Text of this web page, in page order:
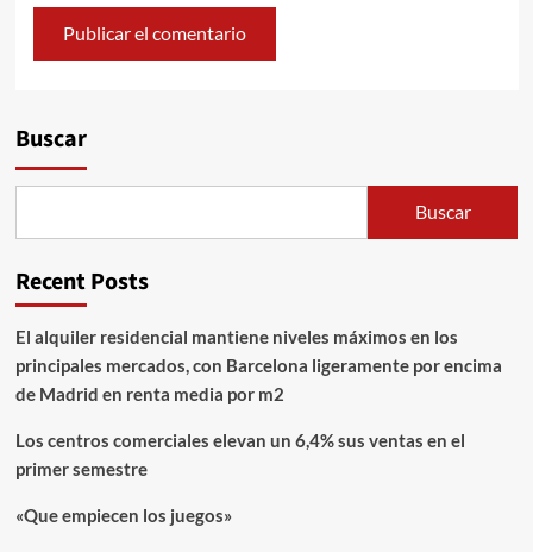
Buscar
Buscar
Recent Posts
El alquiler residencial mantiene niveles máximos en los
principales mercados, con Barcelona ligeramente por encima
de Madrid en renta media por m2
Los centros comerciales elevan un 6,4% sus ventas en el
primer semestre
«Que empiecen los juegos»